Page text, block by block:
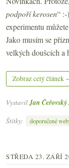
podpoří kerosen“
experimentu
Jako musím se
velkých doušcích a
Zobraz celý článek
VystavilJan Čeřovský
Štítky:
doporučené
STŘEDA 23. ZÁŘÍ